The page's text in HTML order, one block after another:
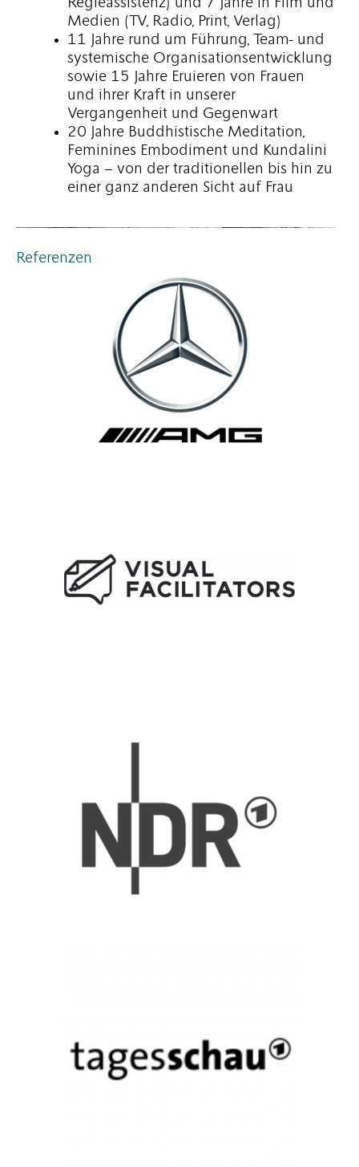
Regieassistenz) und 7 Jahre in Film und
Medien (TV, Radio, Print, Verlag)
11 Jahre rund um Führung, Team- und
systemische Organisationsentwicklung
sowie 15
Jahre Eruieren von Frauen
und ihrer Kraft in unserer
Vergangenheit und Gegenwart
20 Jahre Buddhistische Meditation,
Feminines Embodiment und Kundalini
Yoga – von der traditionellen bis hin zu
einer ganz anderen Sicht auf Frau
Referenzen